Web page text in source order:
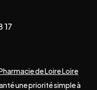
17
de Loire Loire
une priorité simple à